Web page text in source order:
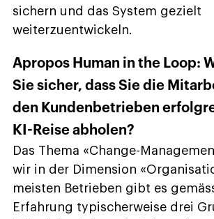
sichern und das System gezielt
weiterzuentwickeln.
Apropos Human in the Loop:
Sie sicher, dass Sie die
den Kundenbetrieben
KI-Reise abholen?
Das Thema «Change-
wir in der Dimension
meisten Betrieben gibt es
Erfahrung typischerweise drei